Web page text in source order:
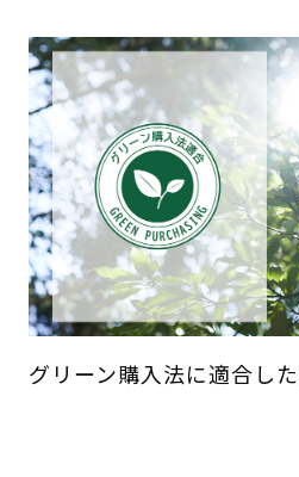
グリーン購入法に適合した